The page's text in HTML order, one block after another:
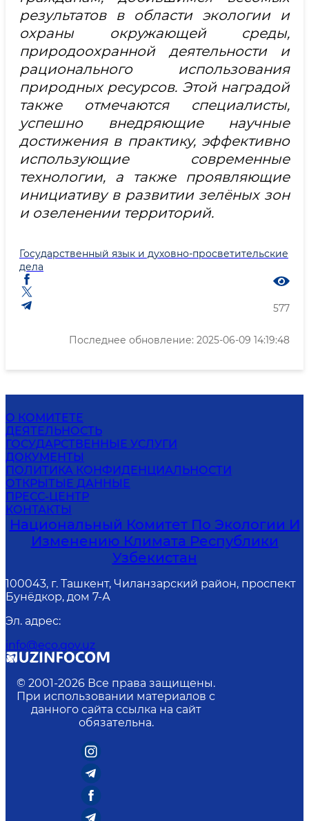
результатов в области экологии и
охраны окружающей среды,
природоохранной деятельности и
рационального использования
природных ресурсов. Этой наградой
также отмечаются специалисты,
успешно внедряющие научные
достижения в практику, эффективно
использующие современные
технологии, а также проявляющие
инициативу в развитии зелёных зон
и озеленении территорий.
Государственный язык и духовно-просветительские
дела
577
Последнее обновление: 2025-06-09 14:19:48
О КОМИТЕТЕ
ДЕЯТЕЛЬНОСТЬ
ГОСУДАРСТВЕННЫЕ УСЛУГИ
ДОКУМЕНТЫ
ПОЛИТИКА КОНФИДЕНЦИАЛЬНОСТИ
ОТКРЫТЫЕ ДАННЫЕ
ПРЕСС-ЦЕНТР
КОНТАКТЫ
Национальный Комитет По Экологии И
Изменению Климата Республики
Узбекистан
100043, г. Ташкент, Чиланзарский район, проспект
Бунёдкор, дом 7-А
Эл. адрес:
info@eco.gov.uz
© 2001-2026 Все права защищены.
При использовании материалов с
данного сайта ссылка на сайт
обязательна.